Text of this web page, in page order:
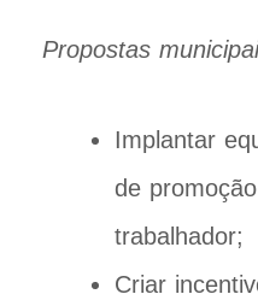
Propostas
Implantar
de
trabalhador;
Criar